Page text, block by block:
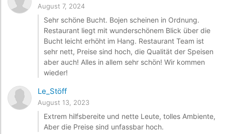
August 7, 2024
Sehr schöne Bucht. Bojen scheinen in Ordnung.
Restaurant liegt mit wunderschönem Blick über die
Bucht leicht erhöht im Hang. Restaurant Team ist
sehr nett, Preise sind hoch, die Qualität der Speisen
aber auch! Alles in allem sehr schön! Wir kommen
wieder!
Le_Stöff
August 13, 2023
Extrem hilfsbereite und nette Leute, tolles Ambiente,
Aber die Preise sind unfassbar hoch.